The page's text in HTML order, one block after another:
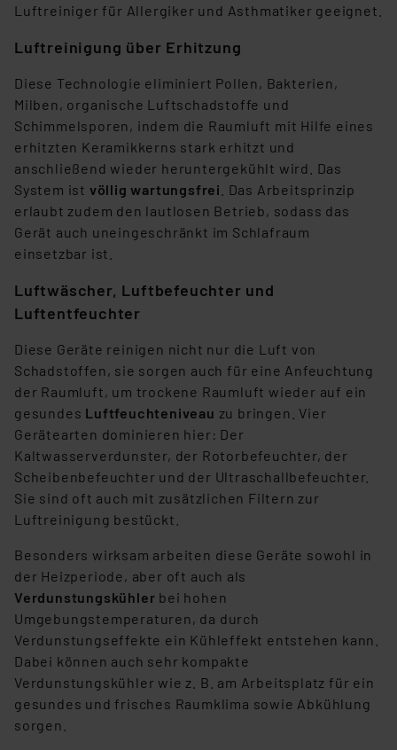
Luftreiniger für Allergiker und Asthmatiker geeignet.
Luftreinigung über Erhitzung
Diese Technologie eliminiert Pollen, Bakterien,
Milben, organische Luftschadstoffe und
Schimmelsporen, indem die Raumluft mit Hilfe eines
erhitzten Keramikkerns stark erhitzt und
anschließend wieder heruntergekühlt wird. Das
System ist völlig wartungsfrei
. Das Arbeitsprinzip
erlaubt zudem den lautlosen Betrieb, sodass das
Gerät auch uneingeschränkt im Schlafraum
einsetzbar ist.
Luftwäscher, Luftbefeuchter und
Luftentfeuchter
Diese Geräte reinigen nicht nur die Luft von
Schadstoffen, sie sorgen auch für eine Anfeuchtung
der Raumluft, um trockene Raumluft wieder auf ein
gesundes Luftfeuchteniveau zu bringen. Vier
Gerätearten dominieren hier: Der
Kaltwasserverdunster, der Rotorbefeuchter, der
Scheibenbefeuchter und der Ultraschallbefeuchter.
Sie sind oft auch mit zusätzlichen Filtern zur
Luftreinigung bestückt.
Besonders wirksam arbeiten diese Geräte sowohl in
der Heizperiode, aber oft auch als
Verdunstungskühler bei hohen
Umgebungstemperaturen, da durch
Verdunstungseffekte ein Kühleffekt entstehen kann.
Dabei können auch sehr kompakte
Verdunstungskühler wie z. B. am Arbeitsplatz für ein
gesundes und frisches Raumklima sowie Abkühlung
sorgen.